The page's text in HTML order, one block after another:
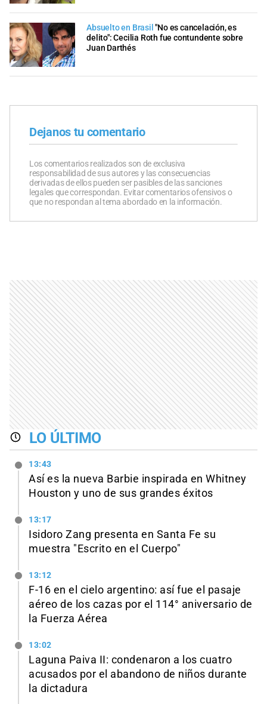
Absuelto en Brasil "No es cancelación, es
delito": Cecilia Roth fue contundente sobre
Juan Darthés
Dejanos tu comentario
Los comentarios realizados son de exclusiva
responsabilidad de sus autores y las consecuencias
derivadas de ellos pueden ser pasibles de las sanciones
legales que correspondan. Evitar comentarios ofensivos o
que no respondan al tema abordado en la información.
LO ÚLTIMO
13:43
Así es la nueva Barbie inspirada en Whitney
Houston y uno de sus grandes éxitos
13:17
Isidoro Zang presenta en Santa Fe su
muestra "Escrito en el Cuerpo"
13:12
F-16 en el cielo argentino: así fue el pasaje
aéreo de los cazas por el 114° aniversario de
la Fuerza Aérea
13:02
Laguna Paiva II: condenaron a los cuatro
acusados por el abandono de niños durante
la dictadura